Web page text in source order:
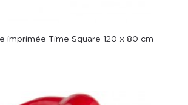
imprimée Time Square 120 x 80 cm